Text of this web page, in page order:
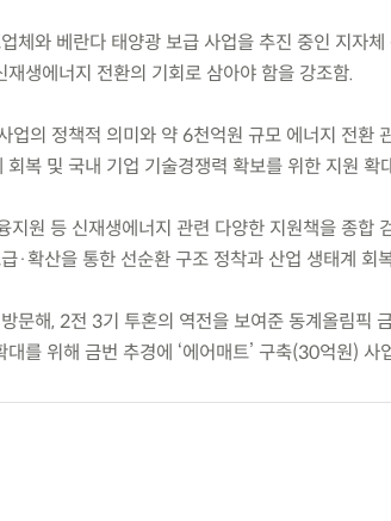
체와 베란다 태양광 보급 사업을 추진 중인 지자
생에너지 전환의 기회로 삼아야 함을 강조함.
업의 정책적 의미와 약 6천억원 규모 에너지 전환
복 및 국내 기업 기술경쟁력 확보를 위한 지원 확
원 등 신재생에너지 관련 다양한 지원책을 종합
·확산을 통한 선순환 구조 정착과 산업 생태계 회
문해, 2전 3기 투혼의 역전을 보여준 동계올림픽
를 위해 금번 추경에 ‘에어매트’ 구축(30억원) 사